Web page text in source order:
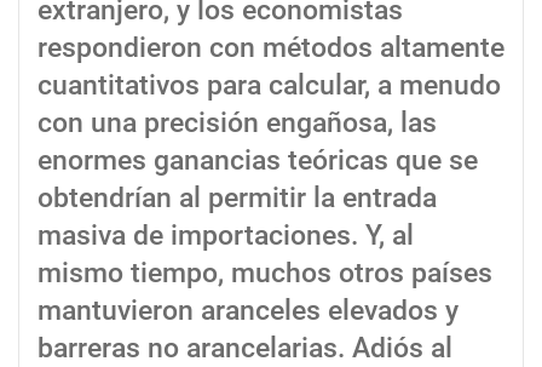
extranjero, y los economistas
respondieron con métodos altamente
cuantitativos para calcular, a menudo
con una precisión engañosa, las
enormes ganancias teóricas que se
obtendrían al permitir la entrada
masiva de importaciones. Y, al
mismo tiempo, muchos otros países
mantuvieron aranceles elevados y
barreras no arancelarias. Adiós al